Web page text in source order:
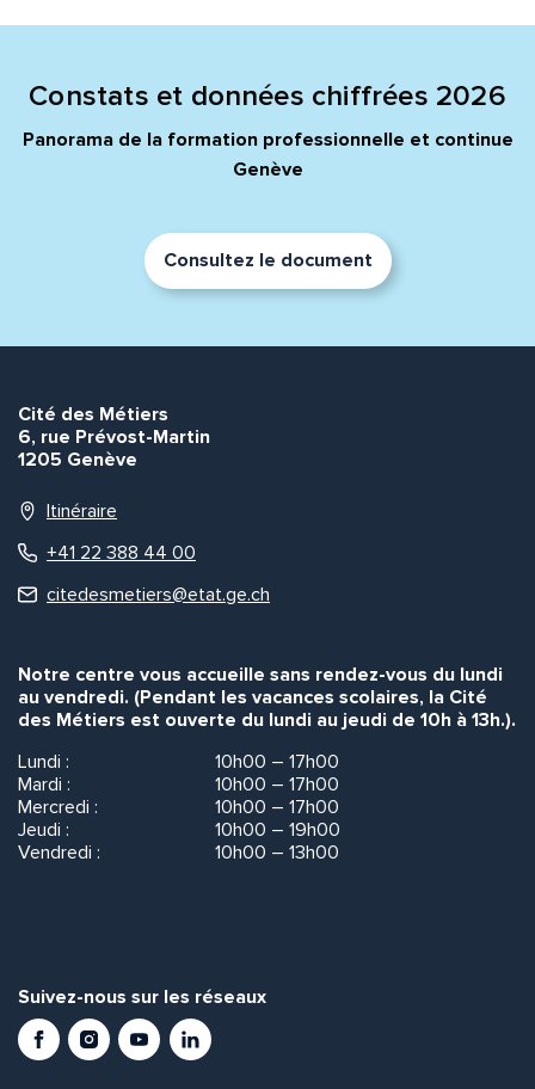
Constats et données chiffrées 2026
Panorama de la formation professionnelle et continue
Genève
Consultez le document
Cité des Métiers
6, rue Prévost-Martin
1205 Genève
Itinéraire
+41 22 388 44 00
citedesmetiers@etat.ge.ch
Notre centre vous accueille sans rendez-vous du lundi
au vendredi. (Pendant les vacances scolaires, la Cité
des Métiers est ouverte du lundi au jeudi de 10h à 13h.).
Lundi :
10h00 – 17h00
Mardi :
10h00 – 17h00
Mercredi :
10h00 – 17h00
Jeudi :
10h00 – 19h00
Vendredi :
10h00 – 13h00
Suivez-nous sur les réseaux
FacebookInstagramYoutubeLinkedIn
Envoyer
Commentaire*
Envoyer